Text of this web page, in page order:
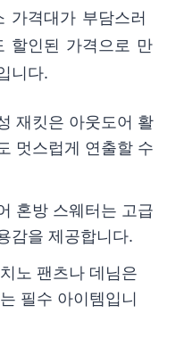
가격대가 부담스러
할인된 가격으로 만
니다.
재킷은 아웃도어 활
멋스럽게 연출할 수
혼방 스웨터는 고급
감을 제공합니다.
노 팬츠나 데님은
필수 아이템입니